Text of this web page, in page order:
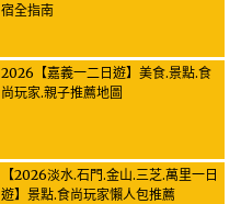
宿全指南
2026【嘉義一二日遊】美食.景點.食
尚玩家.親子推薦地圖
【2026淡水.石門.金山.三芝.萬里一日
遊】景點.食尚玩家懶人包推薦